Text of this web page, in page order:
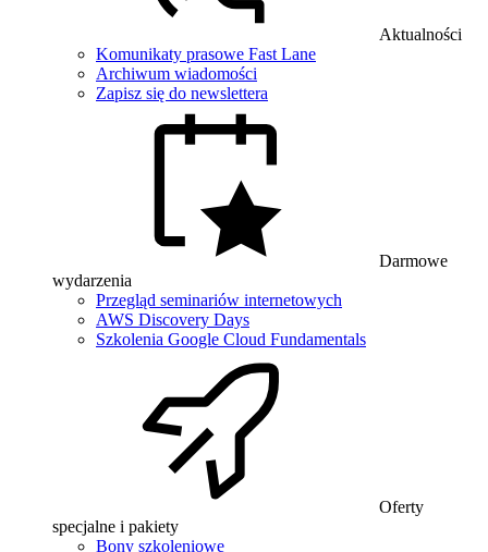
Aktualności
Komunikaty prasowe Fast Lane
Archiwum wiadomości
Zapisz się do newslettera
Darmowe
wydarzenia
Przegląd seminariów internetowych
AWS Discovery Days
Szkolenia Google Cloud Fundamentals
Oferty
specjalne i pakiety
Bony szkoleniowe